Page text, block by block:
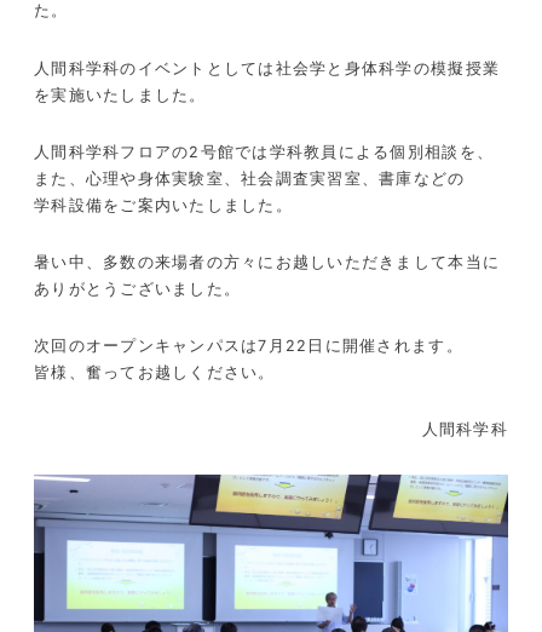
た。
人間科学科のイベントとしては社会学と身体科学の模擬授業
を実施いたしました。
人間科学科フロアの2号館では学科教員による個別相談を、
また、心理や身体実験室、社会調査実習室、書庫などの
学科設備をご案内いたしました。
暑い中、多数の来場者の方々にお越しいただきまして本当に
ありがとうございました。
次回のオープンキャンパスは7月22日に開催されます。
皆様、奮ってお越しください。
人間科学科